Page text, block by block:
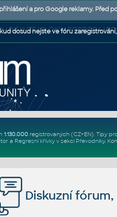
| DISKUZE | BLOKY | PODPORA |
1.130.000registrovaných (CZ+EN). Tipy
a Regresní křivkyv sekci Převodníky.
Diskuzní
a pro Google reklamy. Před
dosud nejste ve fóru zaregistrováni,